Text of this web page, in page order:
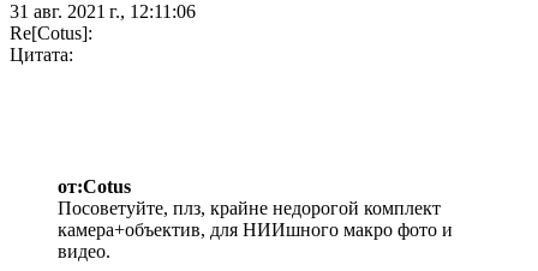
31 авг. 2021 г., 12:11:06
Re[Cotus]:
Цитата:
от:Cotus
Посоветуйте, плз, крайне недорогой комплект
камера+объектив, для НИИшного макро фото и
видео.